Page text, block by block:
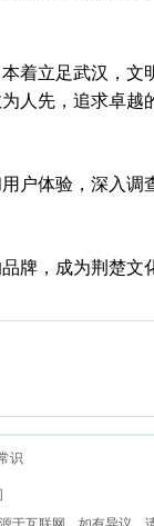
着立足武汉，文
人先，追求卓越
户体验，深入调
牌，成为荆楚文
识